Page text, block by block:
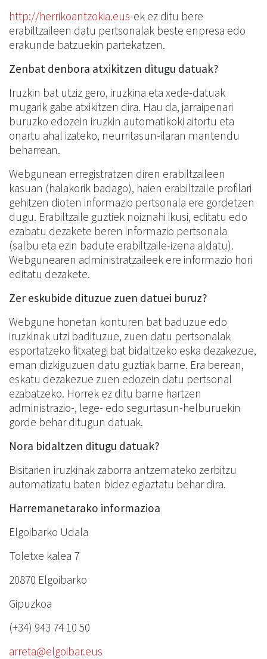
http://herrikoantzokia.eus-ek ez ditu bere
erabiltzaileen datu pertsonalak beste enpresa edo
erakunde batzuekin partekatzen.
Zenbat denbora atxikitzen ditugu datuak?
Iruzkin bat utziz gero, iruzkina eta xede-datuak
mugarik gabe atxikitzen dira. Hau da, jarraipenari
buruzko edozein iruzkin automatikoki aitortu eta
onartu ahal izateko, neurritasun-ilaran mantendu
beharrean.
Webgunean erregistratzen diren erabiltzaileen
kasuan (halakorik badago), haien erabiltzaile profilari
gehitzen dioten informazio pertsonala ere gordetzen
dugu. Erabiltzaile guztiek noiznahi ikusi, editatu edo
ezabatu dezakete beren informazio pertsonala
(salbu eta ezin badute erabiltzaile-izena aldatu).
Webgunearen administratzaileek ere informazio hori
editatu dezakete.
Zer eskubide dituzue zuen datuei buruz?
Webgune honetan konturen bat baduzue edo
iruzkinak utzi badituzue, zuen datu pertsonalak
esportatzeko fitxategi bat bidaltzeko eska dezakezue,
eman dizkiguzuen datu guztiak barne. Era berean,
eskatu dezakezue zuen edozein datu pertsonal
ezabatzeko. Horrek ez ditu barne hartzen
administrazio-, lege- edo segurtasun-helburuekin
gorde behar ditugun datuak.
Nora bidaltzen ditugu datuak?
Bisitarien iruzkinak zaborra antzemateko zerbitzu
automatizatu baten bidez egiaztatu behar dira.
Harremanetarako informazioa
Elgoibarko Udala
Toletxe kalea 7
20870 Elgoibarko
Gipuzkoa
(+34) 943 74 10 50
arreta@elgoibar.eus